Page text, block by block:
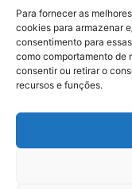
Para fornecer as
cookies para armazenar
consentimento para
como comportamento de
consentir ou retirar o
recursos e funções.